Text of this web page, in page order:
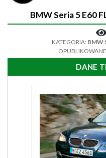
BMW Seria 5 E60
KATEGORIA: BMW
DANE